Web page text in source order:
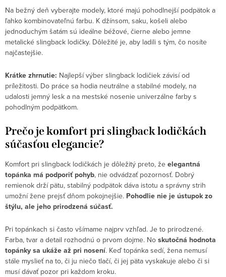
Na bežný deň vyberajte modely, ktoré majú pohodlnejší podpätok a
ľahko kombinovateľnú farbu. K džínsom, saku, košeli alebo
jednoduchým šatám sú ideálne béžové, čierne alebo jemne
metalické slingback lodičky. Dôležité je, aby ladili s tým, čo nosíte
najčastejšie.
Krátke zhrnutie: Najlepší výber slingback lodičiek závisí od
príležitosti. Do práce sa hodia neutrálne a stabilné modely, na
udalosti jemný lesk a na mestské nosenie univerzálne farby s
pohodlným podpätkom.
Prečo je komfort pri slingback lodičkách
súčasťou elegancie?
Komfort pri slingback lodičkách je dôležitý preto, že elegantná
topánka má podporiť pohyb, nie odvádzať pozornosť. Dobrý
remienok drží pätu, stabilný podpätok dáva istotu a správny strih
umožní žene prejsť dňom pokojnejšie. Pohodlie nie je ústupok zo
štýlu, ale jeho prirodzená súčasť.
Pri topánkach si často všímame najprv vzhľad. Je to prirodzené.
Farba, tvar a detail rozhodnú o prvom dojme. No skutočná hodnota
topánky sa ukáže až pri nosení. Keď topánka sedí, žena nemusí
stále myslieť na to, či ju niečo tlačí, či jej päta vyskakuje alebo či si
musí dávať pozor pri každom kroku.